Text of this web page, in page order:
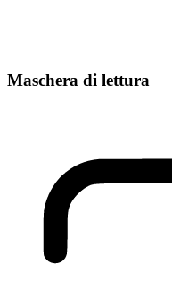
Maschera di lettura